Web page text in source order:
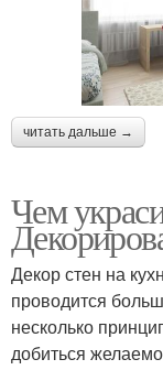
читать дальше →
Чем
Декор стен на
проводится
несколько
добиться